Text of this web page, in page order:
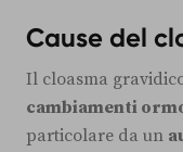
Cause del
Il cloasma
cambiamenti
particolare da un